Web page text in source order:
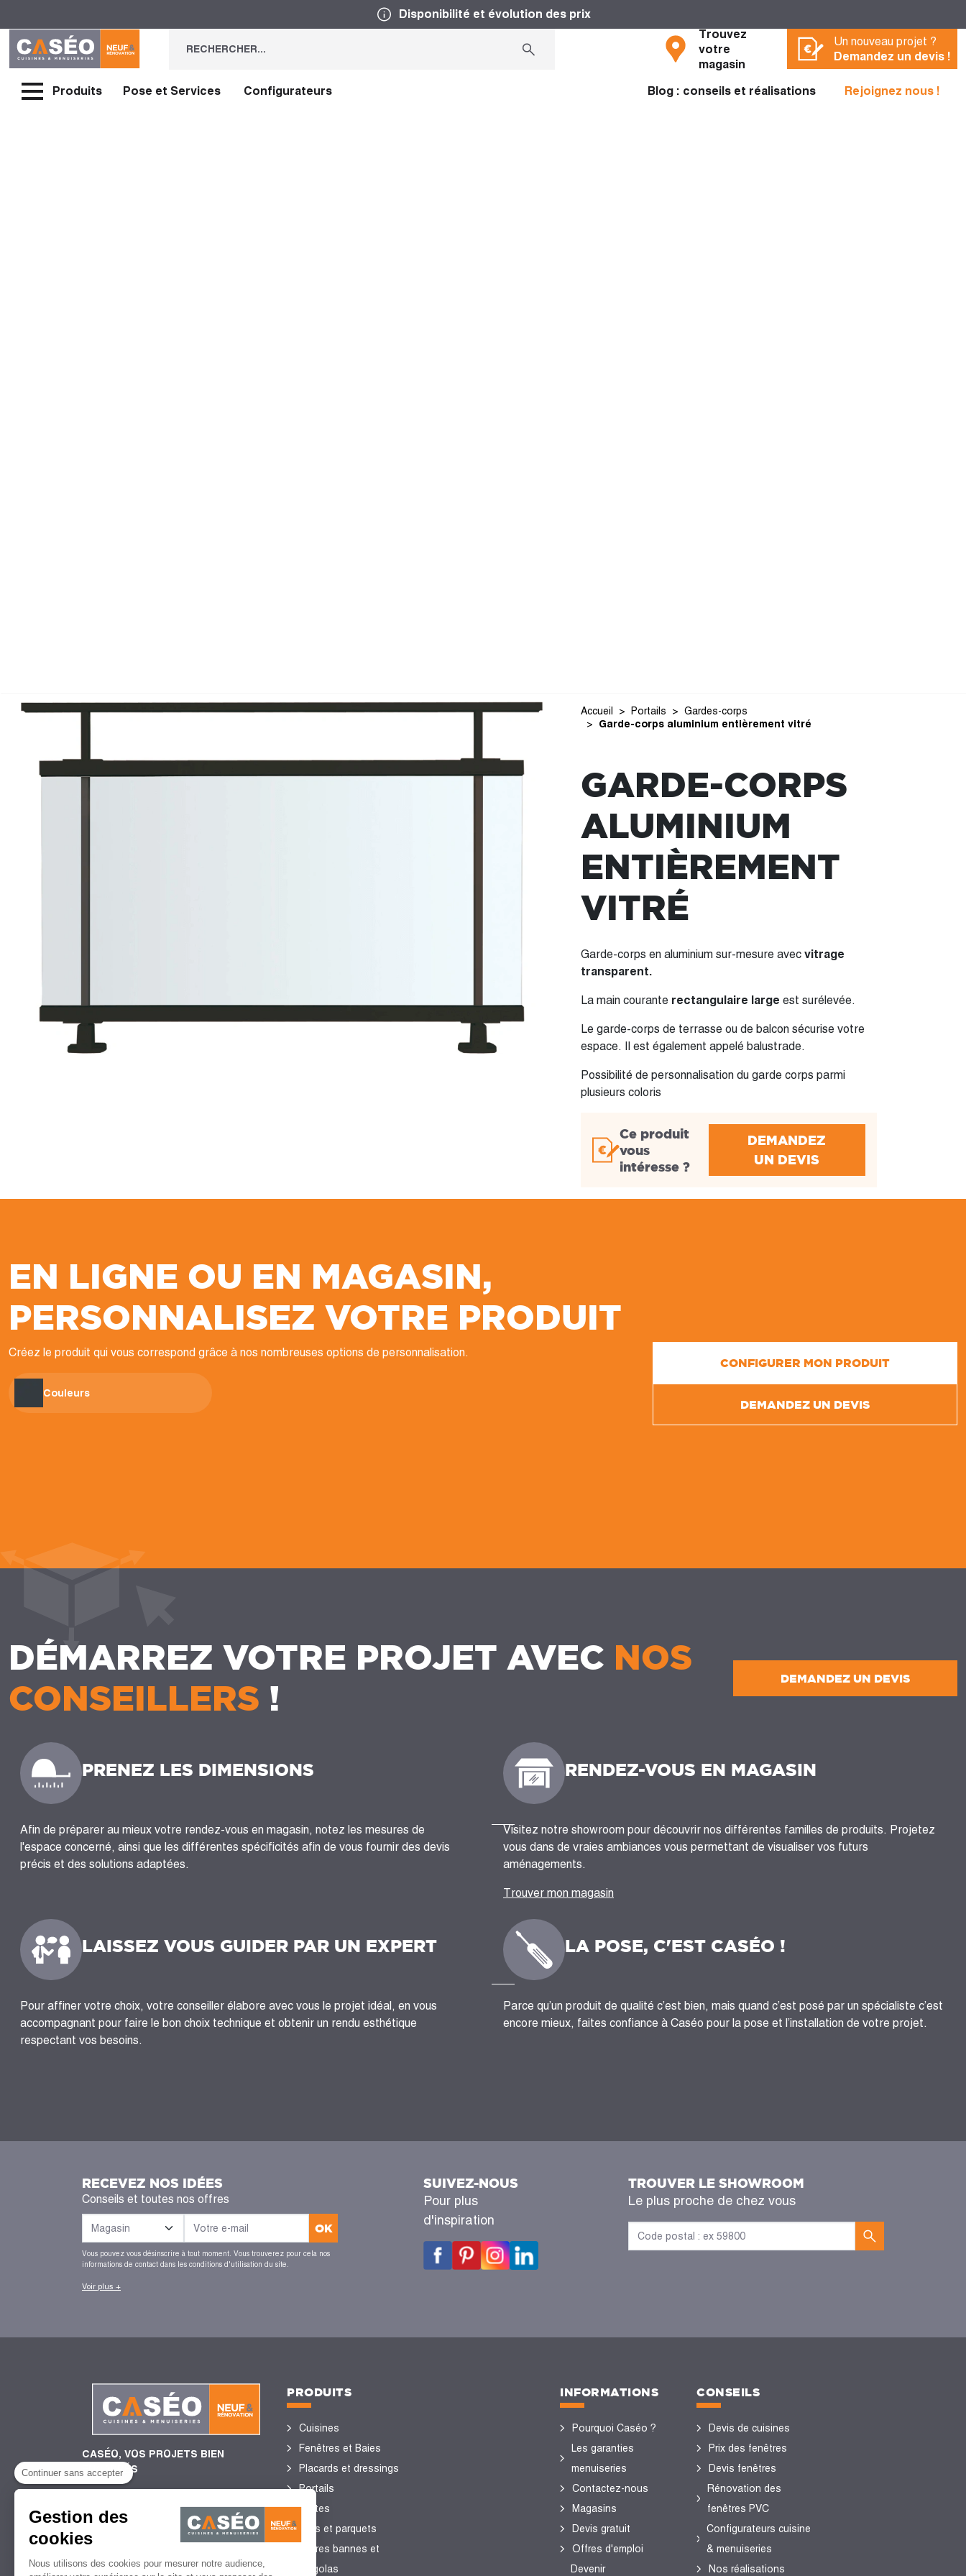
Continuer sans accepter
Gestion des
cookies
Nous utilisons des cookies pour mesurer notre audience,
Disponibilité et évolution des prix
Trouvez
votre
magasin
Un nouveau projet ?
Demandez un devis !
Produits Pose et Services Configurateurs Blog : conseils et réalisations Rejoignez nous !
Accueil Portails
Gardes-corps
Garde-corps aluminium entièrement vitré
GARDE-CORPS
ALUMINIUM
ENTIÈREMENT
VITRÉ
Garde-corps en aluminium sur-mesure avec vitrage
transparent.
La main courante rectangulaire large est surélevée.
Le garde-corps de terrasse ou de balcon sécurise votre
espace. Il est également appelé balustrade.
Possibilité de personnalisation du garde corps parmi
plusieurs coloris
Ce produit
vous
intéresse ?
DEMANDEZ
UN DEVIS
EN LIGNE OU EN MAGASIN,
PERSONNALISEZ VOTRE PRODUIT
Créez le produit qui vous correspond grâce à nos nombreuses options de personnalisation.
Couleurs
CONFIGURER MON PRODUIT
DEMANDEZ UN DEVIS
DÉMARREZ VOTRE PROJET AVEC NOS
CONSEILLERS ! DEMANDEZ UN DEVIS
PRENEZ LES DIMENSIONS
Afin de préparer au mieux votre rendez-vous en magasin, notez les mesures de
l'espace concerné, ainsi que les différentes spécificités afin de vous fournir des devis
précis et des solutions adaptées.
RENDEZ-VOUS EN MAGASIN
Visitez notre showroom pour découvrir nos différentes familles de produits. Projetez
vous dans de vraies ambiances vous permettant de visualiser vos futurs
aménagements.
Trouver mon magasin
LAISSEZ VOUS GUIDER PAR UN EXPERT
Pour affiner votre choix, votre conseiller élabore avec vous le projet idéal, en vous
accompagnant pour faire le bon choix technique et obtenir un rendu esthétique
respectant vos besoins.
LA POSE, C'EST CASÉO !
Parce qu’un produit de qualité c’est bien, mais quand c’est posé par un spécialiste c’est
encore mieux, faites confiance à Caséo pour la pose et l’installation de votre projet.
RECEVEZ NOS IDÉES
Conseils et toutes nos offres
OK
Vous pouvez vous désinscrire à tout moment. Vous trouverez pour cela nos
informations de contact dans les conditions d'utilisation du site.
Voir plus +
SUIVEZ-NOUS
Pour plus
d'inspiration
TROUVER LE SHOWROOM
Le plus proche de chez vous
CASÉO, VOS PROJETS BIEN
ENCADRÉS
4,4/5
de satisfaction client
2 755 Avis certifiés Guest
PRODUITS
Cuisines
Fenêtres et Baies
Placards et dressings
Portails
Portes
Sols et parquets
Stores bannes et
pergolas
INFORMATIONS
Pourquoi Caséo ?
Les garanties
menuiseries
Contactez-nous
Magasins
Devis gratuit
Offres d'emploi
Devenir
CONSEILS
Devis de cuisines
Prix des fenêtres
Devis fenêtres
Rénovation des
fenêtres PVC
Configurateurs cuisine
& menuiseries
Nos réalisations